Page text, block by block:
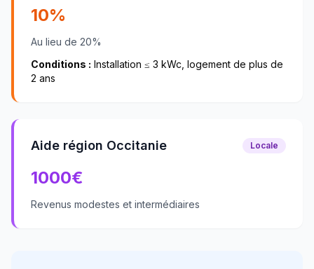
10%
Au lieu de 20%
Conditions : Installation ≤ 3 kWc, logement de plus de
2 ans
Aide région Occitanie Locale
1000€
Revenus modestes et intermédiaires